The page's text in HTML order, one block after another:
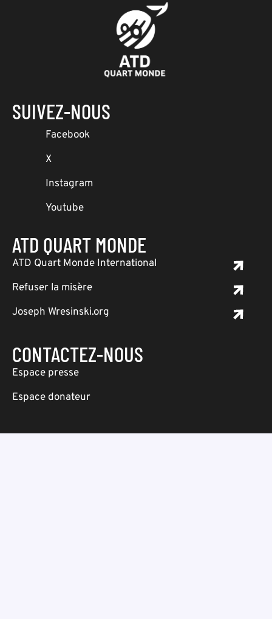
SUIVEZ-NOUS
Facebook
X
Instagram
Youtube
ATD QUART MONDE
ATD Quart Monde International
Refuser la misère
Joseph Wresinski.org
CONTACTEZ-NOUS
Espace presse
Espace donateur